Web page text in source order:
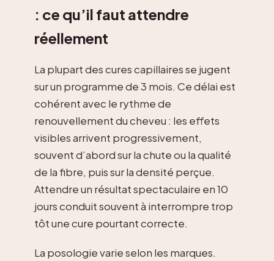
: ce qu’il faut attendre
réellement
La plupart des cures capillaires se jugent
sur un programme de 3 mois. Ce délai est
cohérent avec le rythme de
renouvellement du cheveu : les effets
visibles arrivent progressivement,
souvent d’abord sur la chute ou la qualité
de la fibre, puis sur la densité perçue.
Attendre un résultat spectaculaire en 10
jours conduit souvent à interrompre trop
tôt une cure pourtant correcte.
La posologie varie selon les marques.